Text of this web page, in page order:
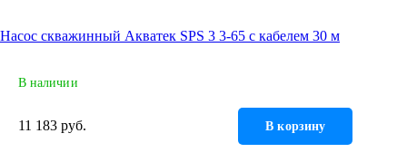
Насос скважинный Акватек SPS 3 3-65 с кабелем 30 м
В наличии
11 183 руб. В корзину